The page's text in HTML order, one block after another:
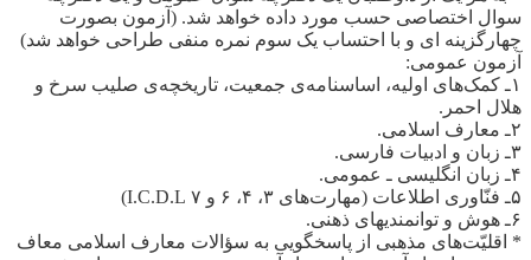
سوال اختصاصی حسب مورد داده خواهد شد. (آزمون بصورت
چهارگزینه ای و با احتساب یک سوم نمره منفی طراحی خواهد شد)
آزمون عمومی:
۱ـ کمک‌های اولیه، اساسنامه‌ی جمعیت، تاریخچه‌ی صلیب سرخ و
هلال احمر.
۲ـ معارف اسلامی.
۳ـ زبان و ادبیات فارسی.
۴ـ زبان انگلیسی ـ عمومی.
۵ـ فنّاوری اطلاعات (مهارت‌های ۳، ۴، ۶ و ۷ I.C.D.L)
۶ـ هوش و توانمندیهای ذهنی.
* اقلیّت‌های مذهبی از پاسخگویی به سؤالات معارف اسلامی معاف